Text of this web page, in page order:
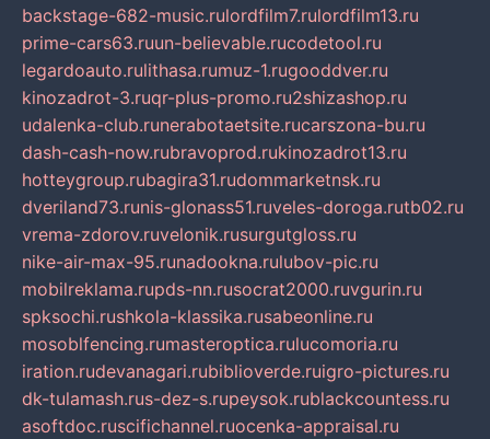
backstage-682-music.rulordfilm7.rulordfilm13.ru
prime-cars63.ruun-believable.rucodetool.ru
legardoauto.rulithasa.rumuz-1.rugooddver.ru
kinozadrot-3.ruqr-plus-promo.ru2shizashop.ru
udalenka-club.runerabotaetsite.rucarszona-bu.ru
dash-cash-now.rubravoprod.rukinozadrot13.ru
hotteygroup.rubagira31.rudommarketnsk.ru
dveriland73.runis-glonass51.ruveles-doroga.rutb02.ru
vrema-zdorov.ruvelonik.rusurgutgloss.ru
nike-air-max-95.runadookna.rulubov-pic.ru
mobilreklama.rupds-nn.rusocrat2000.ruvgurin.ru
spksochi.rushkola-klassika.rusabeonline.ru
mosoblfencing.rumasteroptica.rulucomoria.ru
iration.rudevanagari.rubiblioverde.ruigro-pictures.ru
dk-tulamash.rus-dez-s.rupeysok.rublackcountess.ru
asoftdoc.ruscifichannel.ruocenka-appraisal.ru